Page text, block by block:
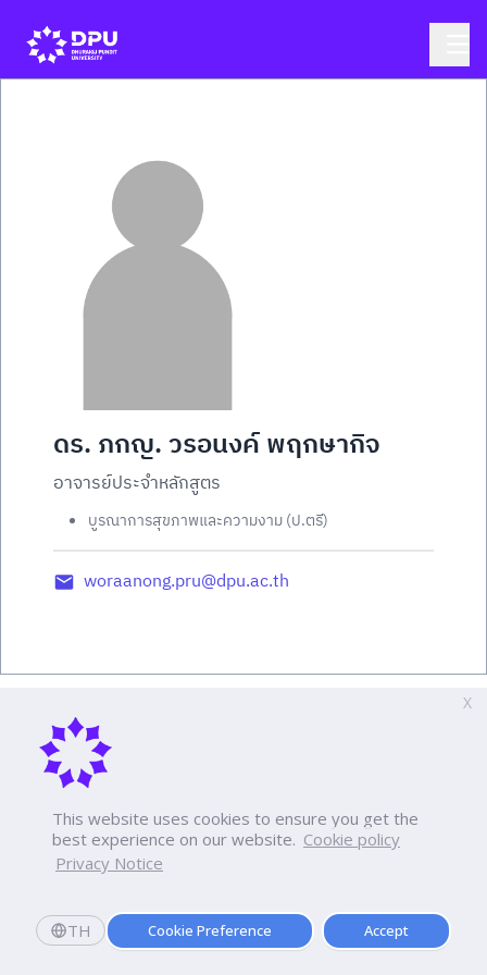
This website uses cookies to ensure you get the
best experience on our website. Cookie policy
Privacy Notice
TH Cookie Preference Accept
X
ดร. ภกญ. วรอนงค์ พฤกษากิจ
อาจารย์ประจำหลักสูตร
บูรณาการสุขภาพและความงาม (ป.ตรี)
woraanong.pru@dpu.ac.th